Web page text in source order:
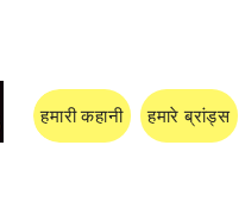
हमारी कहानी हमारे ब्रांड्स